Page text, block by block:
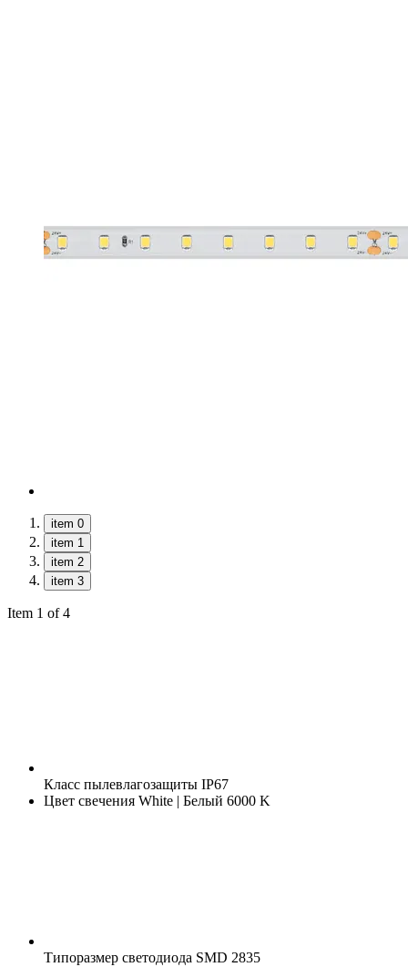
item 0
item 1
item 2
item 3
Item 1 of 4
Класс пылевлагозащиты IP67
Цвет свечения White | Белый 6000 K
Типоразмер светодиода SMD 2835